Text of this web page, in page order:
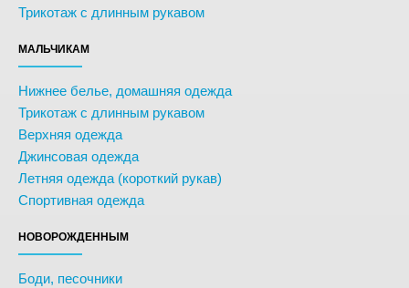
Трикотаж с длинным рукавом
МАЛЬЧИКАМ
Нижнее белье, домашняя одежда
Трикотаж с длинным рукавом
Верхняя одежда
Джинсовая одежда
Летняя одежда (короткий рукав)
Спортивная одежда
НОВОРОЖДЕННЫМ
Боди, песочники